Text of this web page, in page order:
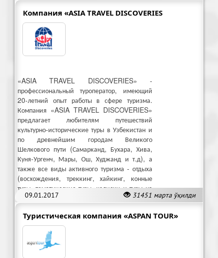
Компания «ASIA TRAVEL DISCOVERIES
09.01.2017 31451 марта ўқилди
«ASIA TRAVEL DISCOVERIES» -
профессиональный туроператор, имеющий
20-летний опыт работы в сфере туризма.
Компания «ASIA TRAVEL DISCOVERIES»
предлагает любителям путешествий
культурно-исторические туры в Узбекистан и
по древнейшим городам Великого
Шелкового пути (Самарканд, Бухара, Хива,
Куня-Ургенч, Мары, Ош, Худжанд и т.д), а
также все виды активного туризма - отдыха
(восхождения, треккинг, хайкинг, конные
туры, тематические туры, хелиски и туры на
верблюдах) по всей Средней Азии.
Туристическая компания «АSPAN TOUR»